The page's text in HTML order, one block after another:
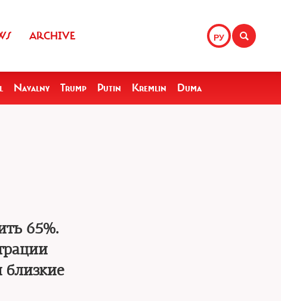
РУ
ARCHIVE
Navalny Trump Putin Kremlin Duma
65%.